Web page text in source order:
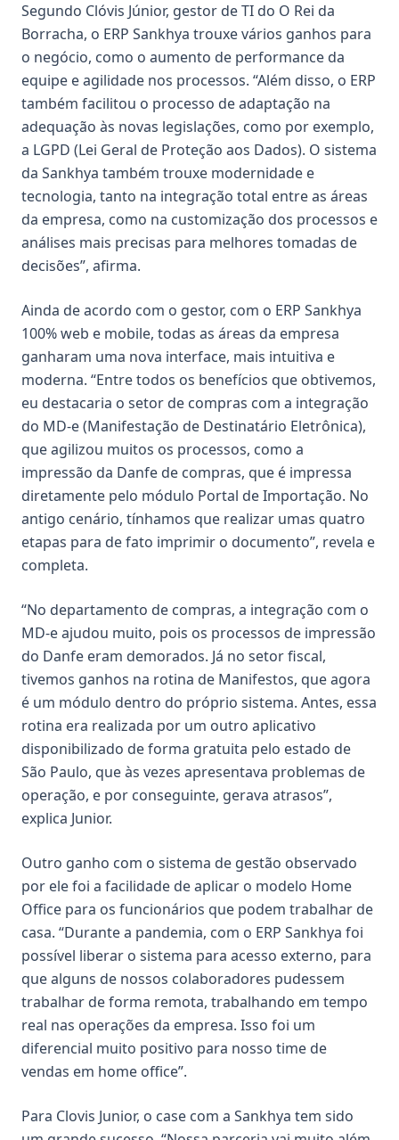
Segundo Clóvis Júnior, gestor de TI do O Rei da
Borracha, o ERP Sankhya trouxe vários ganhos para
o negócio, como o aumento de performance da
equipe e agilidade nos processos. “Além disso, o ERP
também facilitou o processo de adaptação na
adequação às novas legislações, como por exemplo,
a LGPD (Lei Geral de Proteção aos Dados). O sistema
da Sankhya também trouxe modernidade e
tecnologia, tanto na integração total entre as áreas
da empresa, como na customização dos processos e
análises mais precisas para melhores tomadas de
decisões”, afirma.
Ainda de acordo com o gestor, com o ERP Sankhya
100% web e mobile, todas as áreas da empresa
ganharam uma nova interface, mais intuitiva e
moderna. “Entre todos os benefícios que obtivemos,
eu destacaria o setor de compras com a integração
do MD-e (Manifestação de Destinatário Eletrônica),
que agilizou muitos os processos, como a
impressão da Danfe de compras, que é impressa
diretamente pelo módulo Portal de Importação. No
antigo cenário, tínhamos que realizar umas quatro
etapas para de fato imprimir o documento”, revela e
completa.
“No departamento de compras, a integração com o
MD-e ajudou muito, pois os processos de impressão
do Danfe eram demorados. Já no setor fiscal,
tivemos ganhos na rotina de Manifestos, que agora
é um módulo dentro do próprio sistema. Antes, essa
rotina era realizada por um outro aplicativo
disponibilizado de forma gratuita pelo estado de
São Paulo, que às vezes apresentava problemas de
operação, e por conseguinte, gerava atrasos”,
explica Junior.
Outro ganho com o sistema de gestão observado
por ele foi a facilidade de aplicar o modelo Home
Office para os funcionários que podem trabalhar de
casa. “Durante a pandemia, com o ERP Sankhya foi
possível liberar o sistema para acesso externo, para
que alguns de nossos colaboradores pudessem
trabalhar de forma remota, trabalhando em tempo
real nas operações da empresa. Isso foi um
diferencial muito positivo para nosso time de
vendas em home office”.
Para Clovis Junior, o case com a Sankhya tem sido